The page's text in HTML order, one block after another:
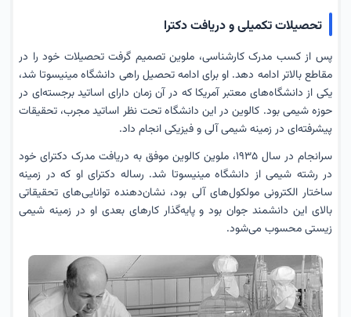
تحصیلات تکمیلی و دریافت دکترا
پس از کسب مدرک کارشناسی، ملوین تصمیم گرفت تحصیلات خود را در
مقاطع بالاتر ادامه دهد. او برای ادامه تحصیل راهی دانشگاه مینیسوتا شد،
یکی از دانشگاه‌های معتبر آمریکا که در آن زمان دارای اساتید برجسته‌ای در
حوزه شیمی بود. کالوین در این دانشگاه تحت نظر اساتید مجرب، تحقیقات
پیشرفته‌ای در زمینه شیمی آلی و فیزیکی انجام داد.
سرانجام در سال ۱۹۳۵، ملوین کالوین موفق به دریافت مدرک دکترای خود
در رشته شیمی از دانشگاه مینیسوتا شد. رساله دکترای او که در زمینه
ساختار الکترونی مولکول‌های آلی بود، نشان‌دهنده توانایی‌های تحقیقاتی
بالای این دانشمند جوان بود و پایه‌گذار کارهای بعدی او در زمینه شیمی
زیستی محسوب می‌شود.